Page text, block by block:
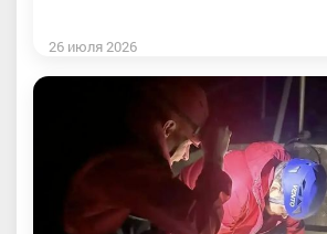
26 июля 2026